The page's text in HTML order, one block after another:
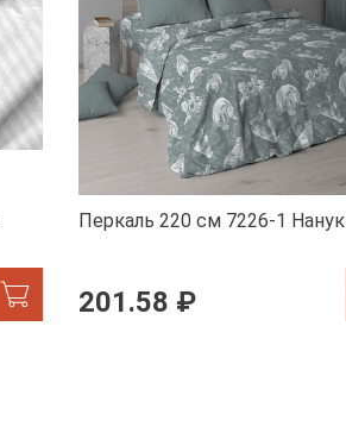
Перкаль 220 см 7226-1 Нанук
201.58 ₽